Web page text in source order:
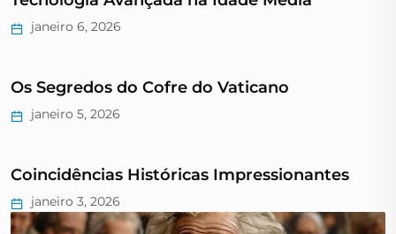
janeiro 6, 2026
Os Segredos do Cofre do Vaticano
janeiro 5, 2026
Coincidências Históricas Impressionantes
janeiro 3, 2026